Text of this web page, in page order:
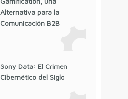
Alternativa para la
Comunicación B2B
Sony Data: El Crimen
Cibernético del Siglo